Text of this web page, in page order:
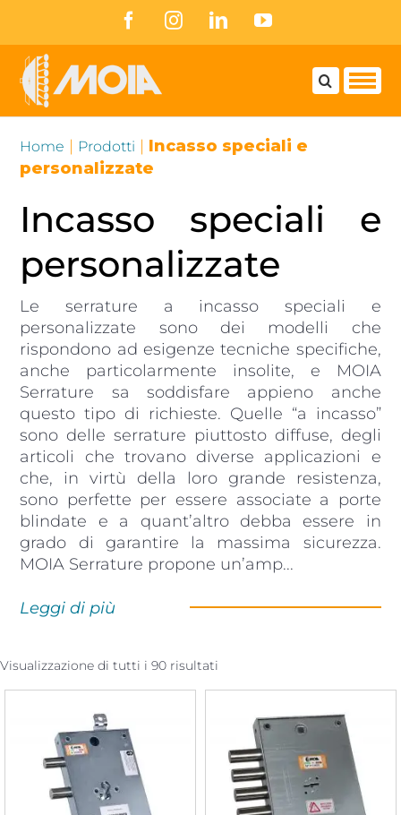
content
FacebookInstagramLinkedInYouTube
Home | Prodotti | Incasso speciali e
personalizzate
Incasso speciali e
personalizzate
Le serrature a incasso speciali e
personalizzate sono dei modelli che
rispondono ad esigenze tecniche specifiche,
anche particolarmente insolite, e MOIA
Serrature sa soddisfare appieno anche
questo tipo di richieste. Quelle “a incasso”
sono delle serrature piuttosto diffuse, degli
articoli che trovano diverse applicazioni e
che, in virtù della loro grande resistenza,
sono perfette per essere associate a porte
blindate e a quant’altro debba essere in
grado di garantire la massima sicurezza.
MOIA Serrature propone un’amp...
Leggi di più
Visualizzazione di tutti i 90 risultati